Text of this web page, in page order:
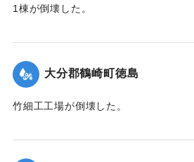
1棟が倒壊した。
｜固有コード:00474066
大分郡鶴崎町徳島
竹細工工場が倒壊した。